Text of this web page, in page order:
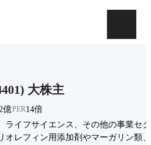
) 大株主
億PER14倍
ライフサイエンス、その他の事業セ
オレフィン用添加剤やマーガリン類